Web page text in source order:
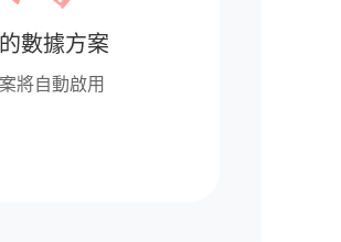
數據方案
將自動啟用